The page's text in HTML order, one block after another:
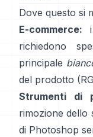
Dove questo si
E-commerce: i
richiedono
principale
del prodotto
Strumenti di
rimozione dello
di Photoshop